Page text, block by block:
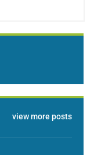
view more posts